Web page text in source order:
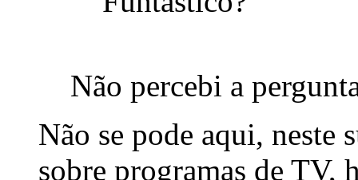
Não percebi a
Não se pode aqui, neste
sobre programas de TV,